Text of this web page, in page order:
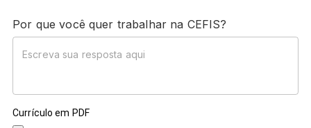
Por que você quer trabalhar na CEFIS?
Currículo em PDF